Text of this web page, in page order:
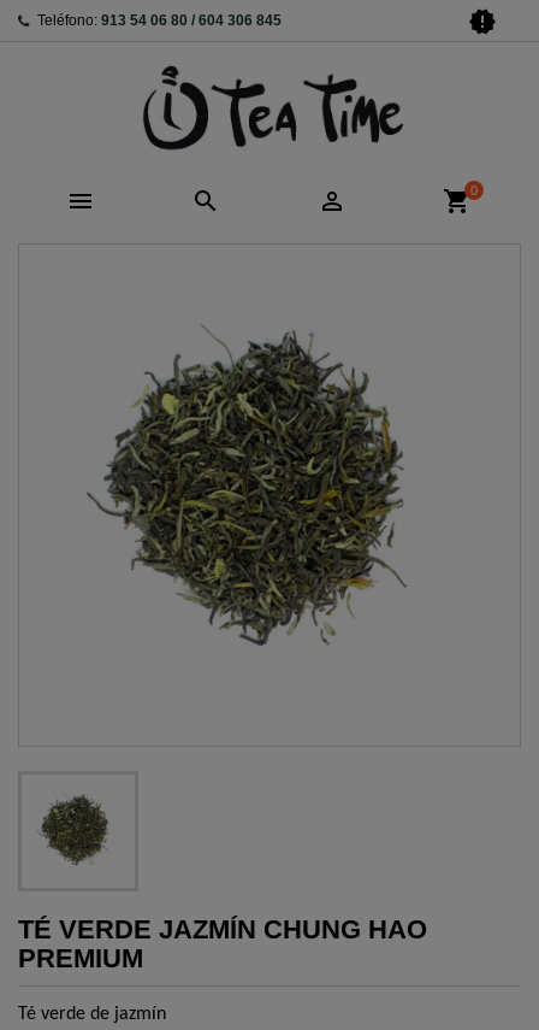
Teléfono: 913 54 06 80 / 604 306 845 new_releases
   shopping_cart0
TÉ VERDE JAZMÍN CHUNG HAO
PREMIUM
Té verde de jazmín